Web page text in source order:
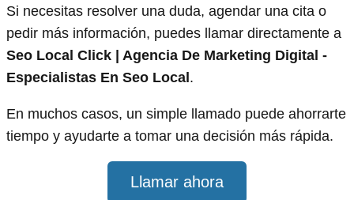
Si necesitas resolver una duda, agendar una cita o
pedir más información, puedes llamar directamente a
Seo Local Click | Agencia De Marketing Digital -
Especialistas En Seo Local.
En muchos casos, un simple llamado puede ahorrarte
tiempo y ayudarte a tomar una decisión más rápida.
Llamar ahora